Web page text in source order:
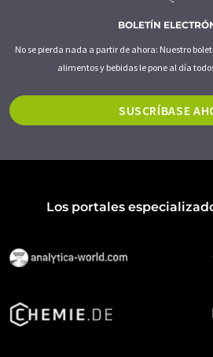
BOLETÍN
No se pierda nada a partir de ahora: Nuestro
alimentos y bebidas le pone al día
SUSCRÍBASE
Los portales